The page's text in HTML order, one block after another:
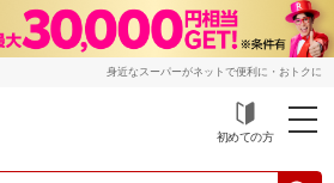
身近なスーパーがネットで便利に・おトクに
初めての方